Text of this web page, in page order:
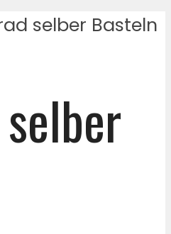
selber Basteln